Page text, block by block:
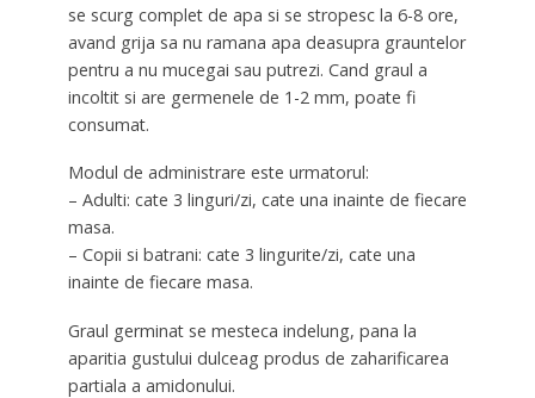
se scurg complet de apa si se stropesc la 6-8 ore,
avand grija sa nu ramana apa deasupra grauntelor
pentru a nu mucegai sau putrezi. Cand graul a
incoltit si are germenele de 1-2 mm, poate fi
consumat.
Modul de administrare este urmatorul:
– Adulti: cate 3 linguri/zi, cate una inainte de fiecare
masa.
– Copii si batrani: cate 3 lingurite/zi, cate una
inainte de fiecare masa.
Graul germinat se mesteca indelung, pana la
aparitia gustului dulceag produs de zaharificarea
partiala a amidonului.